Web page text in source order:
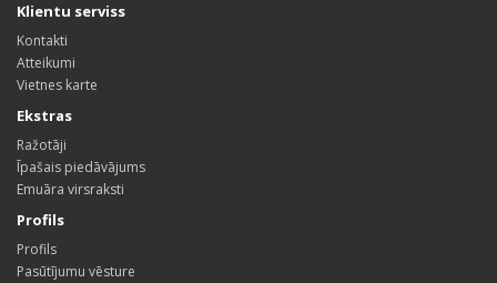
Klientu serviss
Kontakti
Atteikumi
Vietnes karte
Ekstras
Ražotāji
Īpašais piedāvājums
Emuāra virsraksti
Profils
Profils
Pasūtījumu vēsture